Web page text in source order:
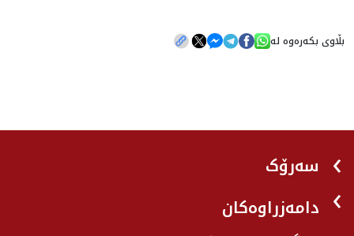
بڵاوی بکەرەوە لە
سەرۆک
دامەزراوەکان